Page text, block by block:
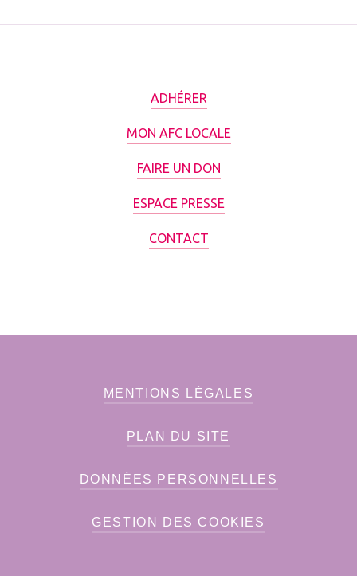
ADHÉRER
MON AFC LOCALE
FAIRE UN DON
ESPACE PRESSE
CONTACT
MENTIONS LÉGALES
PLAN DU SITE
DONNÉES PERSONNELLES
GESTION DES COOKIES